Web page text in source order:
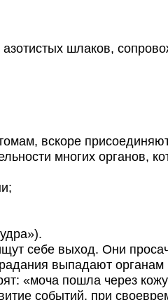
шлаков,
вскоре
многих органов,
себе выход. Они
выпадают органам
«моча пошла через
событий, при